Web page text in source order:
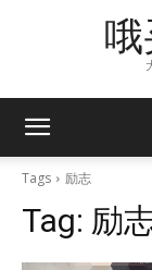
哦
Tags 励志
Tag: 励